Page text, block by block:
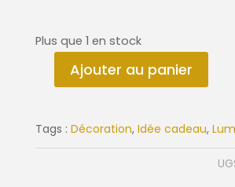
Plus que 1 en stock
quantité
Lampe
Castamar
Ajouter au panier
Tags : Décoration, Idée cadeau,